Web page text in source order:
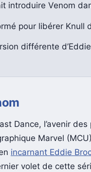
introduire Venom
pour libérer Knull
différente d’Eddie
Dance, l’avenir
Marvel
incarnant Eddie
volet de cette